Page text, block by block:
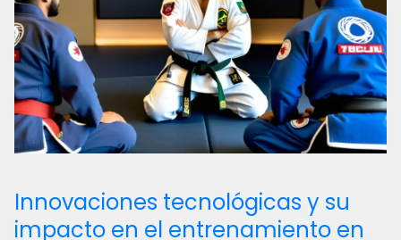
Innovaciones tecnológicas y su
impacto en el entrenamiento en